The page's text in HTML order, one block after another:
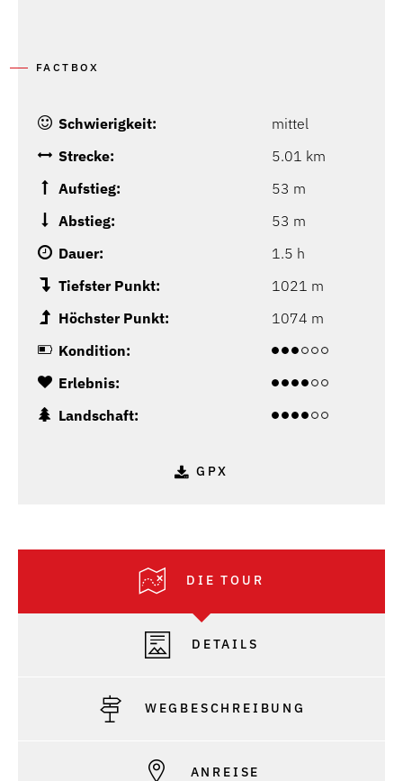
FACTBOX
Schwierigkeit:
mittel
Strecke:
5.01 km
Aufstieg:
53 m
Abstieg:
53 m
Dauer:
1.5 h
Tiefster Punkt:
1021 m
Höchster Punkt:
1074 m
Kondition:
Erlebnis:
Landschaft:
GPX
DIE TOUR
DETAILS
WEGBESCHREIBUNG
ANREISE